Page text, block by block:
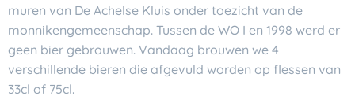
muren van De Achelse Kluis onder toezicht van de
monnikengemeenschap. Tussen de WO I en 1998 werd er
geen bier gebrouwen. Vandaag brouwen we 4
verschillende bieren die afgevuld worden op flessen van
33cl of 75cl.